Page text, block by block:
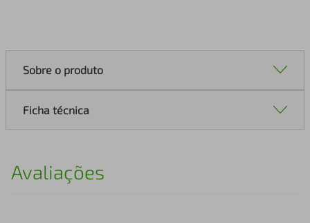
Sobre o produto
Ficha técnica
Avaliações